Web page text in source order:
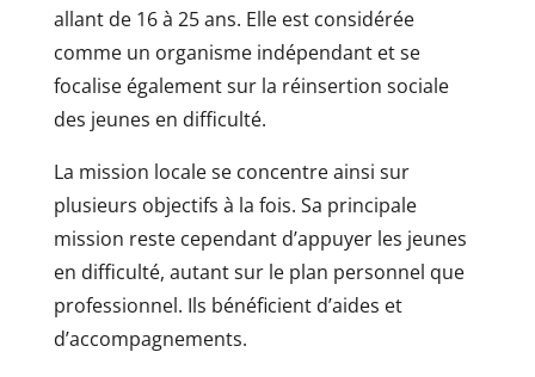
allant de 16 à 25 ans. Elle est considérée
comme un organisme indépendant et se
focalise également sur la réinsertion sociale
des jeunes en difficulté.
La mission locale se concentre ainsi sur
plusieurs objectifs à la fois. Sa principale
mission reste cependant d’appuyer les jeunes
en difficulté, autant sur le plan personnel que
professionnel. Ils bénéficient d’aides et
d’accompagnements.